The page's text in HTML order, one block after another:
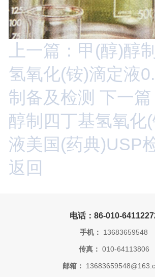
上一篇：甲(醇)醇
氢氧化(铵)滴定液
制备及检测 下一
醇制四丁基氢氧化
液美国(药典)USP
返回
电话：86-010-
手机： 13683659548
传真： 010-64113806
邮箱：